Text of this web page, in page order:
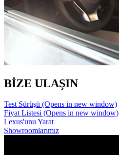
BİZE ULAŞIN
Test Sürüşü (Opens in new window)
Fiyat Listesi (Opens in new window)
Lexus'unu Yarat
Showroomlarımız